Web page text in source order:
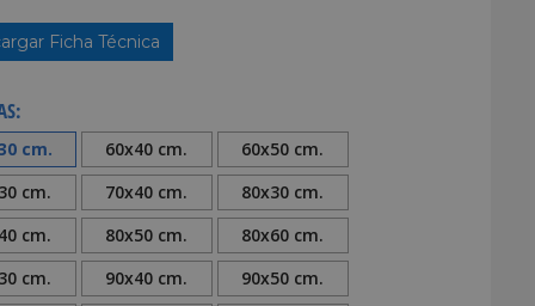
Ficha Técnica
cm. 60x40 cm.
60x50 cm.
cm.
70x40 cm.
80x30 cm.
cm.
80x50 cm.
80x60 cm.
cm.
90x40 cm.
90x50 cm.